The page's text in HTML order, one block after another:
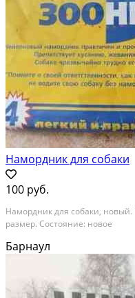
Намордник для собаки
100 руб.
Намордник для собаки,
размер. Состояние: новое
Барнаул